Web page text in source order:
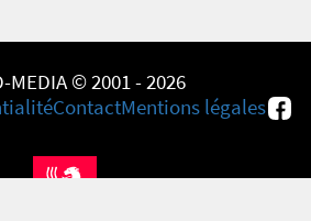
MEDIA © 2001 - 2026
ContactMentions légales